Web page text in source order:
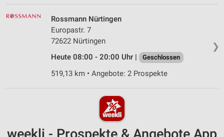
❯
Rossmann Nürtingen
Europastr. 7
72622 Nürtingen
Heute 08:00 - 20:00 Uhr |
Geschlossen
519,13 km • Angebote: 2 Prospekte